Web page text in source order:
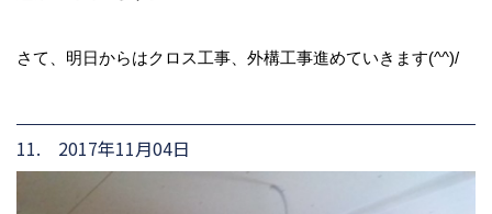
さて、明日からはクロス工事、外構工事進めていきます(^^)/
11. 2017年11月04日